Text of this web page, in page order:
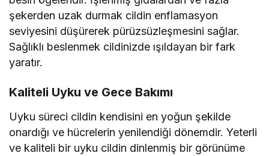
şekerden uzak durmak cildin enflamasyon
seviyesini düşürerek pürüzsüzleşmesini sağlar.
Sağlıklı beslenmek cildinizde ışıldayan bir fark
yaratır.
Kaliteli Uyku ve Gece Bakımı
Uyku süreci cildin kendisini en yoğun şekilde
onardığı ve hücrelerin yenilendiği dönemdir. Yeterli
ve kaliteli bir uyku cildin dinlenmiş bir görünüme